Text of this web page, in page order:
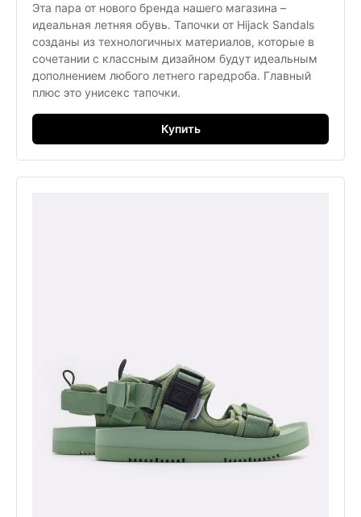
Эта пара от нового бренда нашего магазина –
идеальная летняя обувь. Тапочки от Hijack Sandals
созданы из технологичных материалов, которые в
сочетании с классным дизайном будут идеальным
дополнением любого летнего гаредроба. Главный
плюс это унисекс тапочки.
Купить